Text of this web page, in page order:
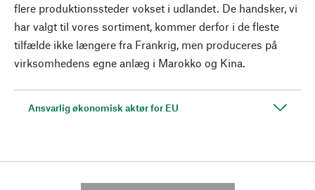
flere produktionssteder vokset i udlandet. De handsker, vi
har valgt til vores sortiment, kommer derfor i de fleste
tilfælde ikke længere fra Frankrig, men produceres på
virksomhedens egne anlæg i Marokko og Kina.
Ansvarlig økonomisk aktør for EU